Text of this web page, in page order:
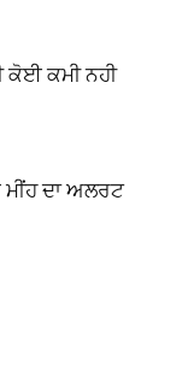
ਕੋਈ ਕਮੀ ਨਹੀ
ਦਾ ਅਲਰਟ